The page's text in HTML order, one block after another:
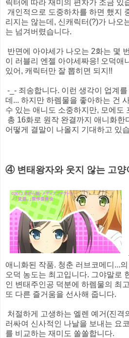
릭터에 따라 재미의 편차가 조금 있
개인적으로 도중하차를 하면 했지
리지는 않는데, 신캐릭터(?)가 나오
는 넘겨버렸습니다.
반면에 아야세가 나오는 2화는 몇
이 러블리 엔젤 아야세짜응! 오덕애
있어, 캐릭터만 잘 뽑히면 되지!!
-_- 죄송합니다. 이런 생각이 업계
데... 하지만 하렘물을 좋아하는 건
수 있는 애니도 소중하지만, 모에도
총 16화로 원작 완결까지 애니화한
어떻게 결말이 나올지 기대하고 있
④ 변태왕자와 웃지 않는 고양
애니화된 작품. 청춘 러브코메디...
오덕 농도는 최고입니다. 그야말로
인 변태주인공 덕분에 하렘물의 최
또 다른 즐거움을 선사해 줍니다.
처절하게 고생하는 엘렌 예거(진격
러싸여 신사적인 나날을 보내는 요
를 비교하는 재미도 쏠쏠합니다.